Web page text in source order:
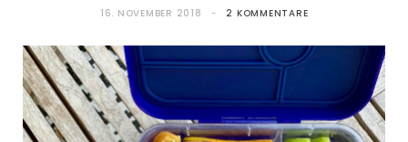
16. NOVEMBER 2018 2 KOMMENTARE